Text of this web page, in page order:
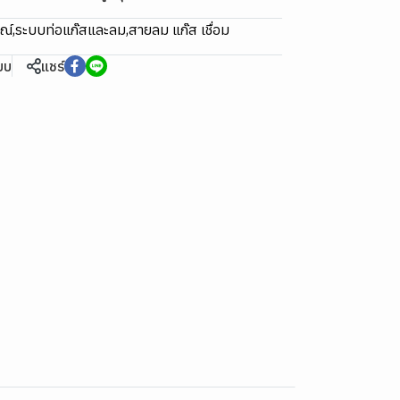
ณ์,ระบบท่อแก๊สและลม,สายลม แก๊ส เชื่อม
บ แชร์